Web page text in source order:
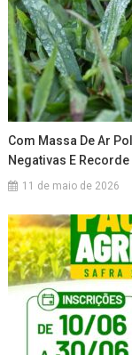
Com Massa De Ar
Negativas E
11 de maio de 2026